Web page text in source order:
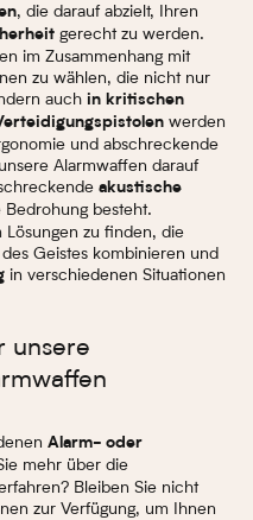
, die darauf abzielt, Ihren
gerecht zu werden.
im Zusammenhang mit
zu wählen, die nicht nur
auch in kritischen
werden
und abschreckende
Alarmwaffen darauf
akustische
besteht.
Lösungen zu finden, die
Geistes kombinieren und
in verschiedenen Situationen
unsere
Alarm- oder
mehr über die
Bleiben Sie nicht
zur Verfügung, um Ihnen